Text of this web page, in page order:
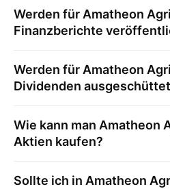
Werden für Amatheon
Finanzberichte
Werden für Amatheon
Dividenden
Wie kann man Amatheon
Aktien kaufen?
Sollte ich in Amatheon